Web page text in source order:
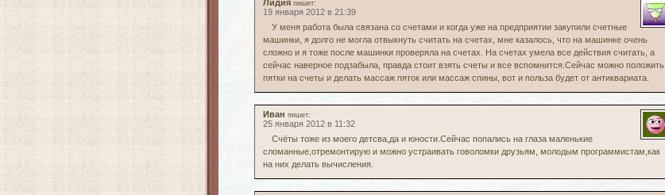
Лидия пишет:
19 января 2012 в 21:39
У меня работа была связана со счетами и когда уже на предприятии закупили счетные
машинки, я долго не могла отвыкнуть считать на счетах, мне казалось, что на машинке очень
сложно и я тоже после машинки проверяла на счетах. На счетах умела все действия считать, а
сейчас наверное подзабыла, правда стоит взять счеты и все вспомнится.Сейчас можно положить
пятки на счеты и делать массаж пяток или массаж спины, вот и польза будет от антиквариата.
Иван пишет:
25 января 2012 в 11:32
Счёты тоже из моего детсва,да и юности.Сейчас попались на глаза маленькие
сломанные,отремонтирую и можно устраивать говоломки друзьям, молодым программистам,как
на них делать вычисления.